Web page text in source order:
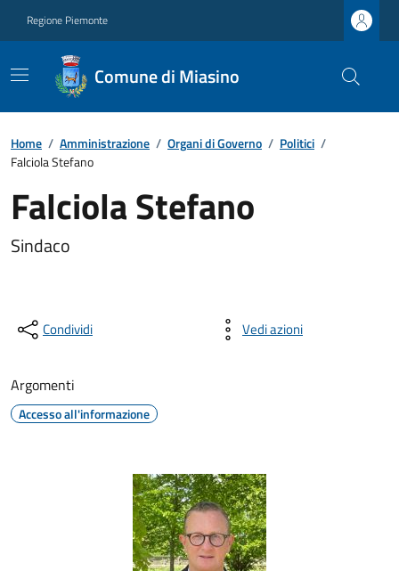
Regione Piemonte
Comune di Miasino
Home / Amministrazione / Organi di Governo / Politici /
Falciola Stefano
Falciola Stefano
Sindaco
Condividi Vedi azioni
Argomenti
Accesso all'informazione